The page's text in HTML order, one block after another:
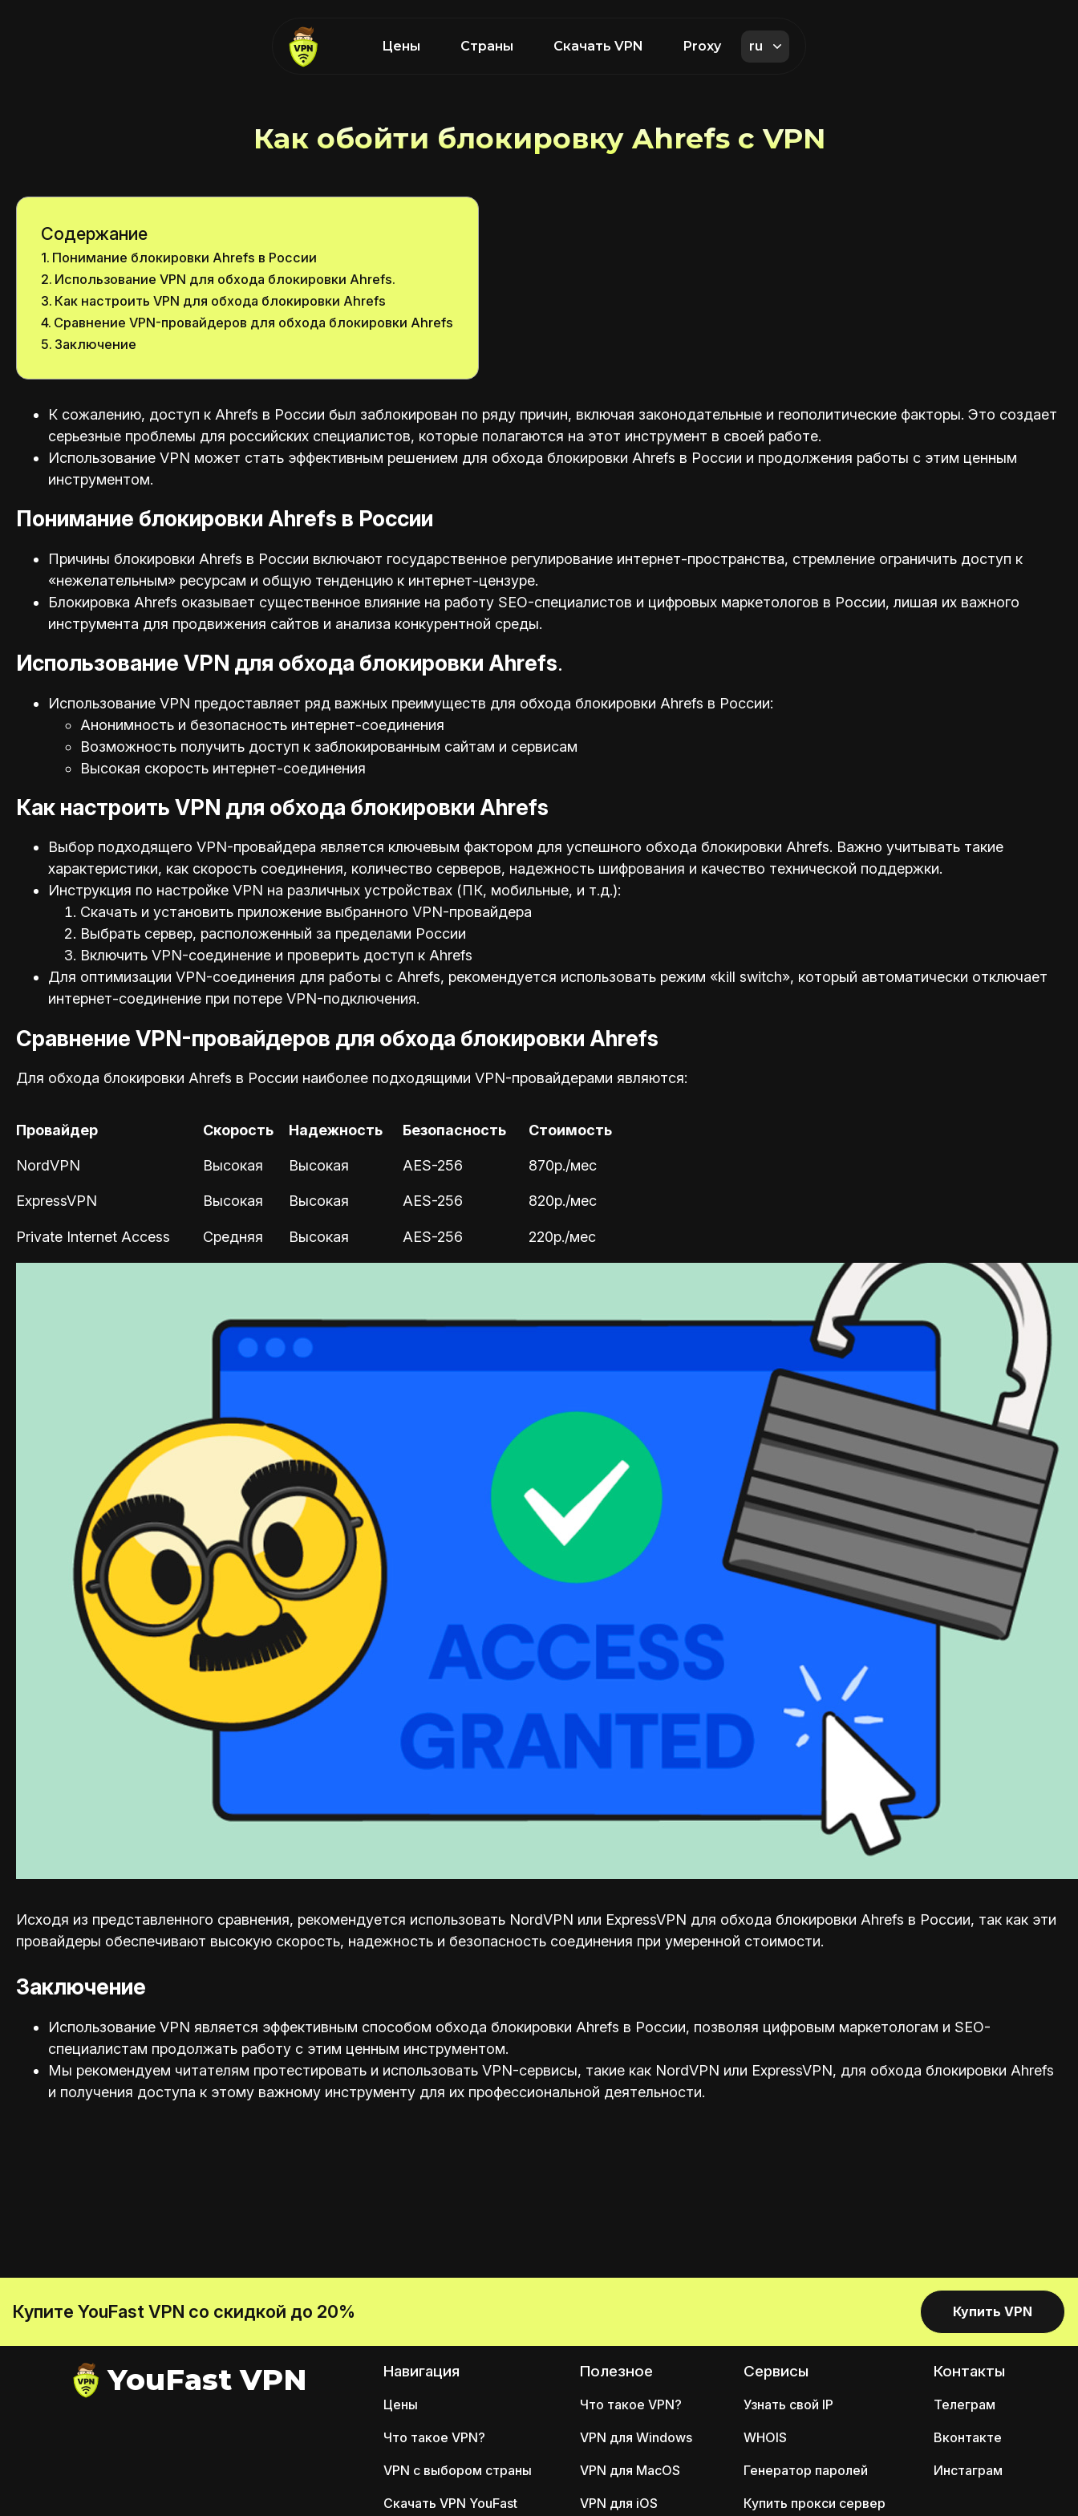
Цены Страны Скачать VPN Proxy ru
Как обойти блокировку Ahrefs с VPN
Содержание
Понимание блокировки Ahrefs в России
Использование VPN для обхода блокировки Ahrefs.
Как настроить VPN для обхода блокировки Ahrefs
Сравнение VPN-провайдеров для обхода блокировки Ahrefs
Заключение
К сожалению, доступ к Ahrefs в России был заблокирован по ряду причин, включая законодательные и геополитические факторы. Это создает
серьезные проблемы для российских специалистов, которые полагаются на этот инструмент в своей работе.
Использование VPN может стать эффективным решением для обхода блокировки Ahrefs в России и продолжения работы с этим ценным
инструментом.
Понимание блокировки Ahrefs в России
Причины блокировки Ahrefs в России включают государственное регулирование интернет-пространства, стремление ограничить доступ к
«нежелательным» ресурсам и общую тенденцию к интернет-цензуре.
Блокировка Ahrefs оказывает существенное влияние на работу SEO-специалистов и цифровых маркетологов в России, лишая их важного
инструмента для продвижения сайтов и анализа конкурентной среды.
Использование VPN для обхода блокировки Ahrefs.
Использование VPN предоставляет ряд важных преимуществ для обхода блокировки Ahrefs в России:
Анонимность и безопасность интернет-соединения
Возможность получить доступ к заблокированным сайтам и сервисам
Высокая скорость интернет-соединения
Как настроить VPN для обхода блокировки Ahrefs
Выбор подходящего VPN-провайдера является ключевым фактором для успешного обхода блокировки Ahrefs. Важно учитывать такие
характеристики, как скорость соединения, количество серверов, надежность шифрования и качество технической поддержки.
Инструкция по настройке VPN на различных устройствах (ПК, мобильные, и т.д.):
Скачать и установить приложение выбранного VPN-провайдера
Выбрать сервер, расположенный за пределами России
Включить VPN-соединение и проверить доступ к Ahrefs
Для оптимизации VPN-соединения для работы с Ahrefs, рекомендуется использовать режим «kill switch», который автоматически отключает
интернет-соединение при потере VPN-подключения.
Сравнение VPN-провайдеров для обхода блокировки Ahrefs
Для обхода блокировки Ahrefs в России наиболее подходящими VPN-провайдерами являются:
Провайдер Скорость Надежность Безопасность Стоимость
NordVPN Высокая Высокая AES-256 870р./мес
ExpressVPN Высокая Высокая AES-256 820р./мес
Private Internet Access Средняя Высокая AES-256 220р./мес
Исходя из представленного сравнения, рекомендуется использовать NordVPN или ExpressVPN для обхода блокировки Ahrefs в России, так как эти
провайдеры обеспечивают высокую скорость, надежность и безопасность соединения при умеренной стоимости.
Заключение
Использование VPN является эффективным способом обхода блокировки Ahrefs в России, позволяя цифровым маркетологам и SEO-
специалистам продолжать работу с этим ценным инструментом.
Мы рекомендуем читателям протестировать и использовать VPN-сервисы, такие как NordVPN или ExpressVPN, для обхода блокировки Ahrefs
и получения доступа к этому важному инструменту для их профессиональной деятельности.
Купите YouFast VPN со скидкой до 20% Купить VPN
YouFast VPN Навигация
Цены
Что такое VPN?
VPN с выбором страны
Скачать VPN YouFast
Полезное
Что такое VPN?
VPN для Windows
VPN для MacOS
VPN для iOS
Сервисы
Узнать свой IP
WHOIS
Генератор паролей
Купить прокси сервер
Контакты
Телеграм
Вконтакте
Инстаграм